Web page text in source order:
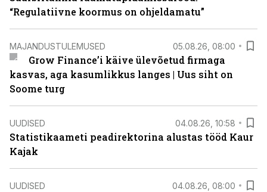
“Regulatiivne koormus on ohjeldamatu”
MAJANDUSTULEMUSED 05.08.26, 08:00
Grow Finance’i käive ülevõetud firmaga
kasvas, aga kasumlikkus langes | Uus siht on
Soome turg
UUDISED 04.08.26, 10:58
Statistikaameti peadirektorina alustas tööd Kaur
Kajak
UUDISED 04.08.26, 08:00